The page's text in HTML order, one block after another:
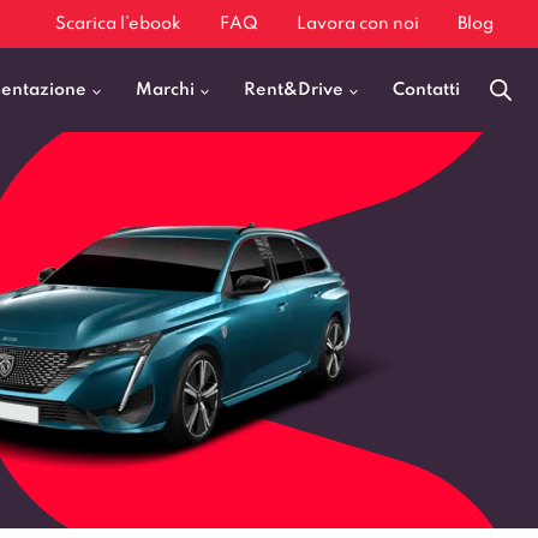
Scarica l’ebook FAQ Lavora con noi Blog
Diesel
Elettrica
Ibrida
GPL
Marchi
BMW X1
Audi Q3
Audi A3
Kia Sportage
Jeep Avenger
Rent&Drive Contatti